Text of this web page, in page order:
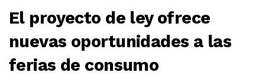
El proyecto de ley ofrece
nuevas oportunidades a las
ferias de consumo